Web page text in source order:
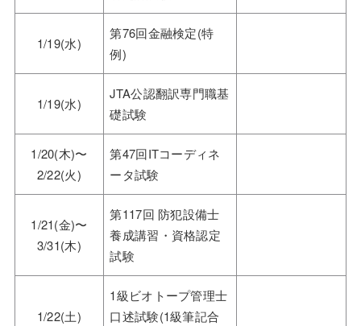
1/19(水)
第76回金融検定(特
例)
1/19(水)
JTA公認翻訳専門職基
礎試験
1/20(木)〜
2/22(火)
第47回ITコーディネ
ータ試験
1/21(金)〜
3/31(木)
第117回 防犯設備士
養成講習・資格認定
試験
1/22(土)
1級ビオトープ管理士
口述試験(1級筆記合